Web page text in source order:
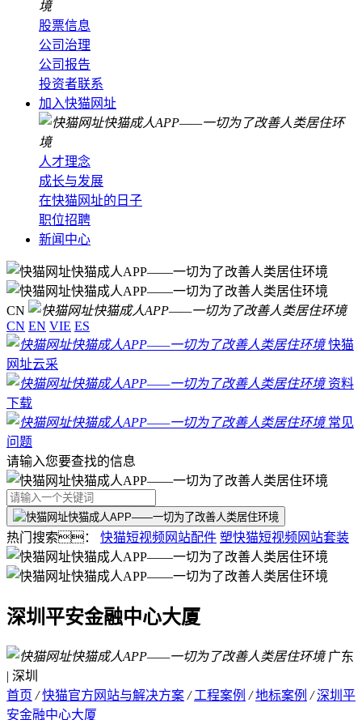
股票信息
公司治理
公司报告
投资者联系
加入快猫网址
人才理念
成长与发展
在快猫网址的日子
职位招聘
新闻中心
CN
CN EN VIE ES
快猫
网址云采
资料
下载
常见
问题
请输入您要查找的信息
热门搜索： 快猫短视频网站配件 塑快猫短视频网站套装
深圳平安金融中心大厦
广东
| 深圳
首页 / 快猫官方网站与解决方案 / 工程案例 / 地标案例 / 深圳平
安金融中心大厦